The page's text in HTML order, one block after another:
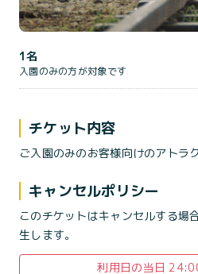
1名
入園のみの方が対象です
チケット内容
ご入園のみのお客様向けのアトラ
キャンセルポリシー
このチケットはキャンセルする場
生します。
利用日の当日